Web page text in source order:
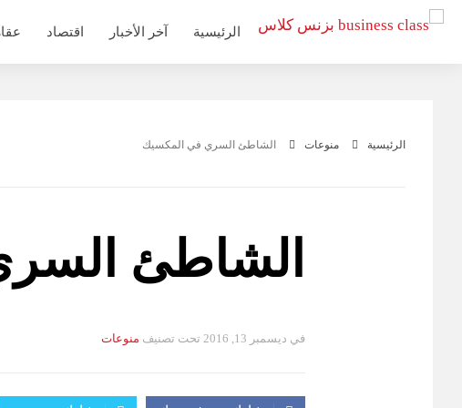
التجاوز
الرئيسية آخر الأخبار اقتصاد
الرئيسية منوعات الشاطئ السري في المكسيك
الشاطئ
في ديسمبر 13, 2016 تحت تصنيف التصانيف
منوعات